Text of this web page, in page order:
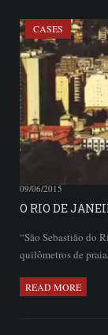
CASES
09/06/2015
O RIO DE
“São Sebastião do
quilômetros de
READ MORE